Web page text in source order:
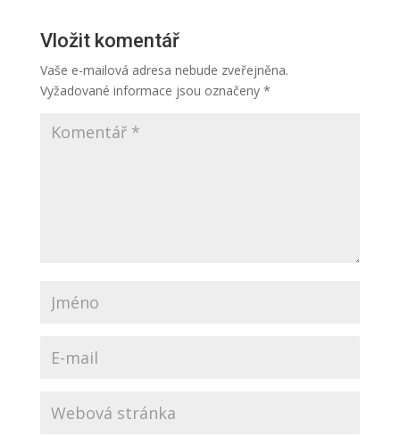
Vložit komentář
Vaše e-mailová adresa nebude zveřejněna.
Vyžadované informace jsou označeny *